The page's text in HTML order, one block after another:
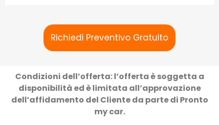
Richiedi Preventivo Gratuito
Condizioni dell’offerta: l’offerta è soggetta a
disponibilità ed è limitata all’approvazione
dell’affidamento del Cliente da parte di Pronto
my car.